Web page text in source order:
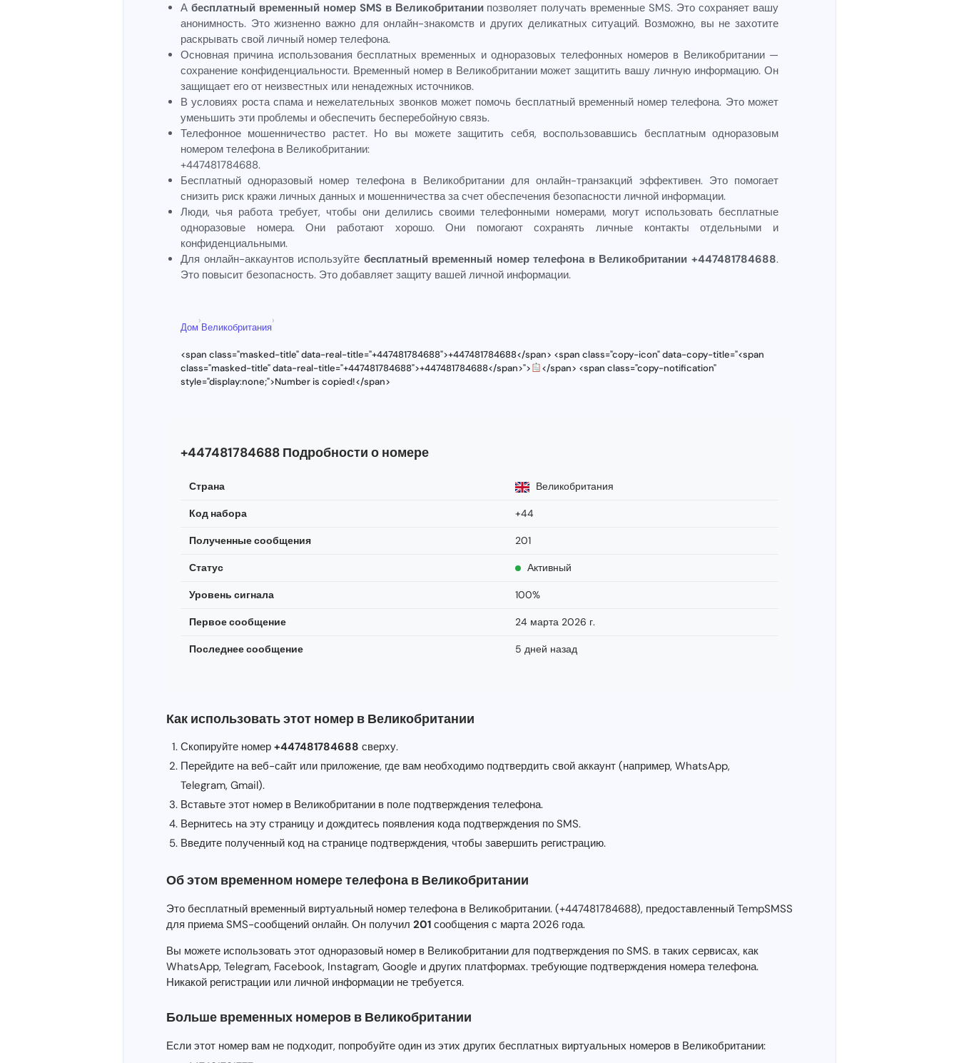
А бесплатный временный номер SMS в Великобританиипозволяет получать временные SMS. Это сохраняет вашу
анонимность. Это жизненно важно для онлайн-знакомств и других деликатных ситуаций. Возможно, вы не захотите
раскрывать свой личный номер телефона.
Основная причина использования бесплатных временных и одноразовых телефонных номеров в Великобритании —
сохранение конфиденциальности. Временный номер в Великобритании может защитить вашу личную информацию. Он
защищает его от неизвестных или ненадежных источников.
В условиях роста спама и нежелательных звонков может помочь бесплатный временный номер телефона. Это может
уменьшить эти проблемы и обеспечить бесперебойную связь.
Телефонное мошенничество растет. Но вы можете защитить себя, воспользовавшись бесплатным одноразовым
номером телефона в Великобритании:
+447481784688.
Бесплатный одноразовый номер телефона в Великобритании для онлайн-транзакций эффективен. Это помогает
снизить риск кражи личных данных и мошенничества за счет обеспечения безопасности личной информации.
Люди, чья работа требует, чтобы они делились своими телефонными номерами, могут использовать бесплатные
одноразовые номера. Они работают хорошо. Они помогают сохранять личные контакты отдельными и
конфиденциальными.
Для онлайн-аккаунтов используйте бесплатный временный номер телефона в Великобритании +447481784688.
Это повысит безопасность. Это добавляет защиту вашей личной информации.
Дом
›
Великобритания
›
<span class="masked-title" data-real-title="+447481784688">+447481784688</span> <span class="copy-icon" data-copy-title="<span
class="masked-title" data-real-title="+447481784688">+447481784688</span>">
</span> <span class="copy-notification"
style="display:none;">Number is copied!</span>
+447481784688 Подробности о номере
Страна Великобритания
Код набора +44
Полученные сообщения 201
Статус Активный
Уровень сигнала 100%
Первое сообщение 24 марта 2026 г.
Последнее сообщение 5 дней назад
Как использовать этот номер в Великобритании
Скопируйте номер +447481784688 сверху.
Перейдите на веб-сайт или приложение, где вам необходимо подтвердить свой аккаунт (например, WhatsApp,
Telegram, Gmail).
Вставьте этот номер в Великобритании в поле подтверждения телефона.
Вернитесь на эту страницу и дождитесь появления кода подтверждения по SMS.
Введите полученный код на странице подтверждения, чтобы завершить регистрацию.
Об этом временном номере телефона в Великобритании
Это бесплатный временный виртуальный номер телефона в Великобритании. (+447481784688), предоставленный TempSMSS
для приема SMS-сообщений онлайн. Он получил 201 сообщения с марта 2026 года.
Вы можете использовать этот одноразовый номер в Великобритании для подтверждения по SMS. в таких сервисах, как
WhatsApp, Telegram, Facebook, Instagram, Google и других платформах. требующие подтверждения номера телефона.
Никакой регистрации или личной информации не требуется.
Больше временных номеров в Великобритании
Если этот номер вам не подходит, попробуйте один из этих других бесплатных виртуальных номеров в Великобритании: